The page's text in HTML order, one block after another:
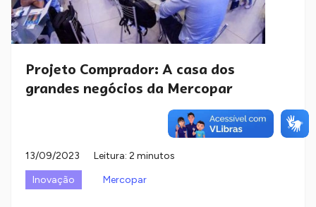
Projeto Comprador: A casa dos
grandes negócios da Mercopar
13/09/2023
Leitura: 2 minutos
Inovação
Mercopar